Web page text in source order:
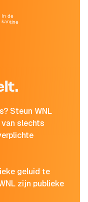
Steun WNL
slechts
geluid te
zijn publieke
In de
kantine